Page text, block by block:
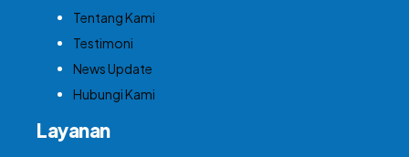
Tentang Kami
Testimoni
News Update
Hubungi Kami
Layanan